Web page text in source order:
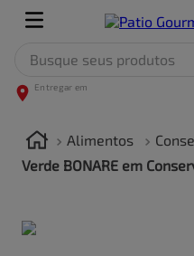
Alimentos
Verde BONARE em
TERMOS MAIS BUSCADOS
2º